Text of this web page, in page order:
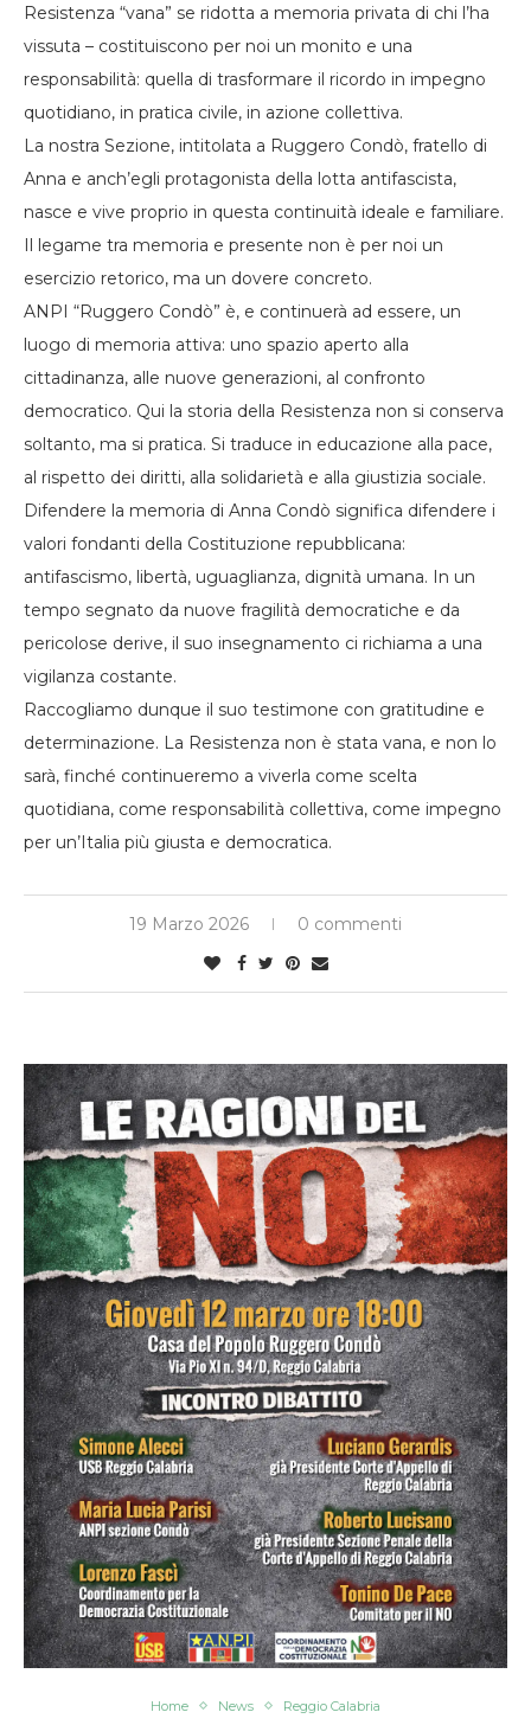
Resistenza “vana” se ridotta a memoria privata di chi l’ha
vissuta – costituiscono per noi un monito e una
responsabilità: quella di trasformare il ricordo in impegno
quotidiano, in pratica civile, in azione collettiva.
La nostra Sezione, intitolata a Ruggero Condò, fratello di
Anna e anch’egli protagonista della lotta antifascista,
nasce e vive proprio in questa continuità ideale e familiare.
Il legame tra memoria e presente non è per noi un
esercizio retorico, ma un dovere concreto.
ANPI “Ruggero Condò” è, e continuerà ad essere, un
luogo di memoria attiva: uno spazio aperto alla
cittadinanza, alle nuove generazioni, al confronto
democratico. Qui la storia della Resistenza non si conserva
soltanto, ma si pratica. Si traduce in educazione alla pace,
al rispetto dei diritti, alla solidarietà e alla giustizia sociale.
Difendere la memoria di Anna Condò significa difendere i
valori fondanti della Costituzione repubblicana:
antifascismo, libertà, uguaglianza, dignità umana. In un
tempo segnato da nuove fragilità democratiche e da
pericolose derive, il suo insegnamento ci richiama a una
vigilanza costante.
Raccogliamo dunque il suo testimone con gratitudine e
determinazione. La Resistenza non è stata vana, e non lo
sarà, finché continueremo a viverla come scelta
quotidiana, come responsabilità collettiva, come impegno
per un’Italia più giusta e democratica.
19 Marzo 2026 0 commenti
Home News Reggio Calabria